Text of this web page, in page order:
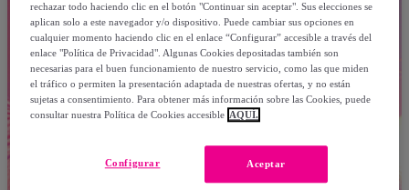
rechazar todo haciendo clic en el botón "Continuar sin aceptar". Sus elecciones se
aplican solo a este navegador y/o dispositivo. Puede cambiar sus opciones en
cualquier momento haciendo clic en el enlace “Configurar” accesible a través del
enlace "Política de Privacidad". Algunas Cookies depositadas también son
necesarias para el buen funcionamiento de nuestro servicio, como las que miden
el tráfico o permiten la presentación adaptada de nuestras ofertas, y no están
sujetas a consentimiento. Para obtener más información sobre las Cookies, puede
consultar nuestra Política de Cookies accesible AQUÍ.
Aceptar
Configurar